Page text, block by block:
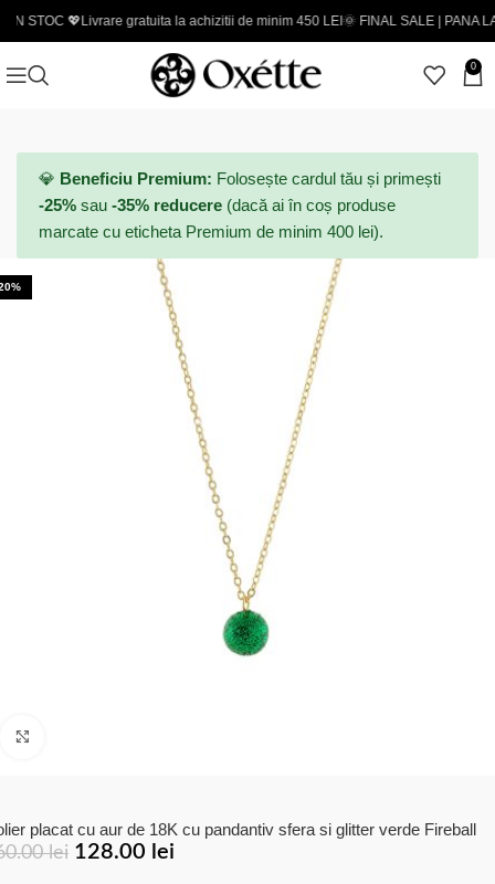
Livrare gratuita la achizitii de minim 450 LEI🌞 FINAL SALE | PANA LA -50% -
0
💎 Beneficiu Premium: Folosește cardul tău și primești
-25% sau -35% reducere (dacă ai în coș produse
marcate cu eticheta Premium de minim 400 lei).
placat cu aur de 18K cu pandantiv sfera si glitter verde Fireball
lei 128.00 lei